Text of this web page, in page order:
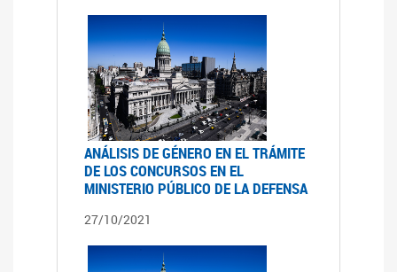
ANÁLISIS DE GÉNERO EN EL TRÁMITE
DE LOS CONCURSOS EN EL
MINISTERIO PÚBLICO DE LA DEFENSA
27/10/2021